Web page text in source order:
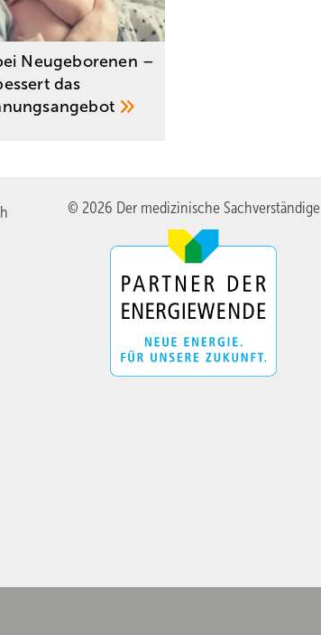
Neugeborenen –
das
© 2026 Der medizinische Sachverständige